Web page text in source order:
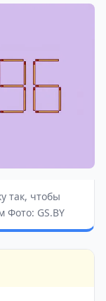
так, чтобы
Фото: GS.BY